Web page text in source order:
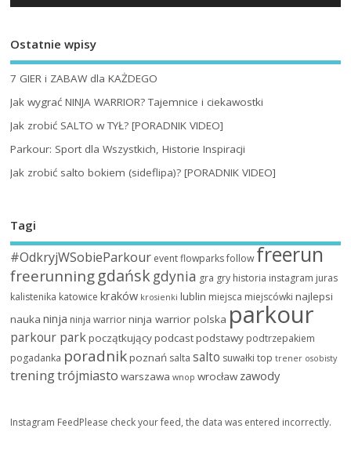
Ostatnie wpisy
7 GIER i ZABAW dla KAŻDEGO
Jak wygrać NINJA WARRIOR? Tajemnice i ciekawostki
Jak zrobić SALTO w TYŁ? [PORADNIK VIDEO]
Parkour: Sport dla Wszystkich, Historie Inspiracji
Jak zrobić salto bokiem (sideflipa)? [PORADNIK VIDEO]
Tagi
#OdkryjWSobieParkour event flowparks followfreerun
freerunninggdańskgdynia gra gry historia instagram juras
kalistenika katowice kraków krosienki lublin miejsca miejscówki najlepsi
nauka ninja ninja warrior ninja warrior polska parkour
parkour parkpoczątkującypodcastpodstawy podtrzepakiem
pogadanka poradnikpoznań salta salto suwałki top trener osobisty
treningtrójmiasto warszawa wnop wrocławzawody
Instagram FeedPlease check your feed, the data was entered incorrectly.